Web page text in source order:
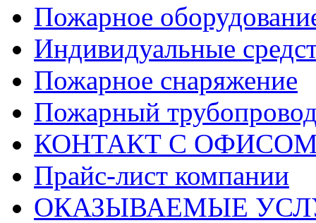
Пожарное
Индивидуальные
Пожарное снаряжение
Пожарный
КОНТАКТ С ОФИСОМ
Прайс-лист компании
ОКАЗЫВАЕМЫЕ